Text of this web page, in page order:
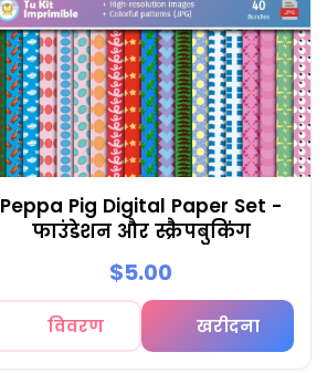
Peppa Pig Digital Paper Set -
फाउंडेशन और स्क्रैपबुकिंग
$5.00
विवरण खरीदना